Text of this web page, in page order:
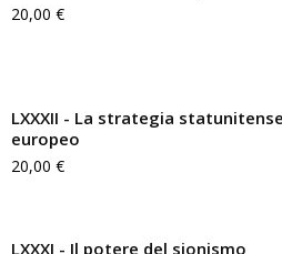
20,00 €
LXXXII - La strategia
europeo
20,00 €
LXXXI - Il potere del sionismo